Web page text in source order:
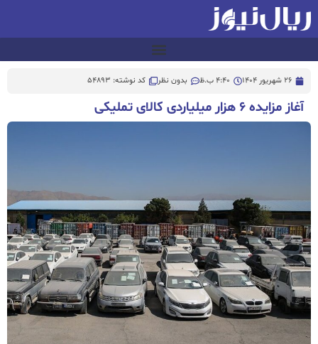
26 شهریور 1404 4:40 ب.ظ بدون نظر کد نوشته: 54893
آغاز مزایده ۶ هزار میلیاردی کالای تملیکی